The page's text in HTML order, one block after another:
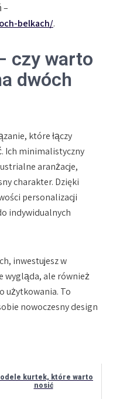
–
belkach/.
czy warto
dwóch
które łączy
Ich minimalistyczny
aranżacje,
charakter. Dzięki
personalizacji
indywidualnych
inwestujesz w
wygląda, ale również
użytkowania. To
nowoczesny design
kurtek, które warto
nosić